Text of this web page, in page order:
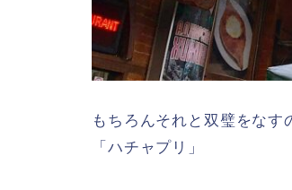
もちろんそれと双璧をなす
「ハチャプリ」